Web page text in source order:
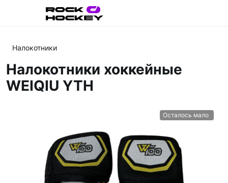
Налокотники
Налокотники хоккейные
WEIQIU YTH
Осталось мало